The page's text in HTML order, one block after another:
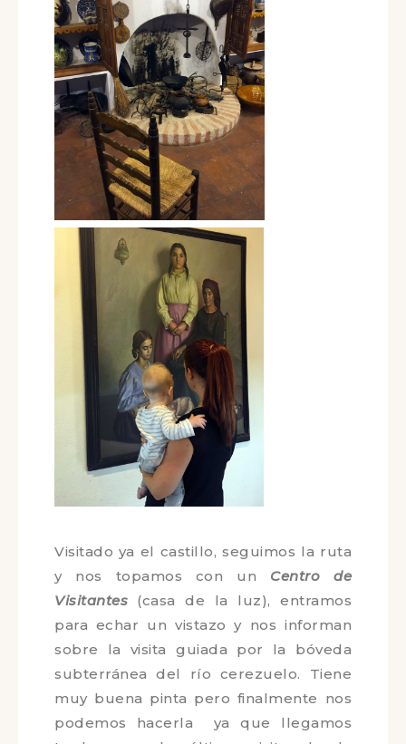
Visitado ya el castillo, seguimos la
ruta y nos topamos con unCentro de
Visitantes
(casa de la luz), entramos
para echar un vistazo y nos informan
sobre la visita guiada por la bóveda
subterránea del río cerezuelo. Tiene